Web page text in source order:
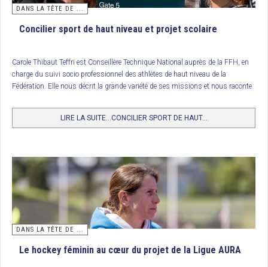
Classement
DANS LA TÊTE DE ...
Concilier sport de haut niveau et projet scolaire
Carole Thibaut Teffri est Conseillère Technique National auprès de la FFH, en
charge du suivi socio professionnel des athlètes de haut niveau de la
Fédération. Elle nous décrit la grande variété de ses missions et nous raconte
LIRE LA SUITE...CONCILIER SPORT DE HAUT...
DANS LA TÊTE DE ...
Le hockey féminin au cœur du projet de la Ligue AURA